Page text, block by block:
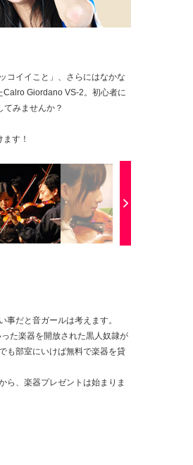
コイイこと」、さらにはなかな
Calro Giordano VS-2。初心者に
てみませんか？
す！
だと音ガールは考えます。
た楽器を開放された黒人奴隷が
も部室にいけば無料で楽器を貸
ら、楽器プレゼントは始まりま